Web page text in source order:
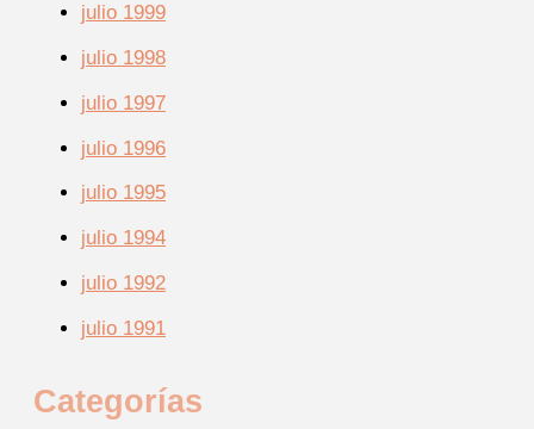
julio 1999
julio 1998
julio 1997
julio 1996
julio 1995
julio 1994
julio 1992
julio 1991
Categorías